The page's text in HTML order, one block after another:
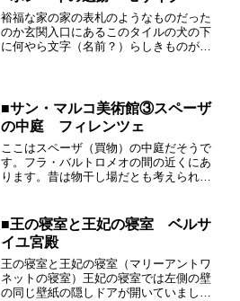
裕福な家の家の表札のようなものだった
のか玄関入口にあるこのタイルの犬の下
に何やら文字（名前？）らしきものがあ
■サン・マルコ美術館③スペーザ
の中庭 フィレンツェ
ここはスペーザ（買物）の中庭だそうで
す。フラ・バルトロメオの間の近くにあ
ります。昔は物干し場だとも考えられる
■王の寝室と王妃の寝室 ベルサ
イユ宮殿
王の寝室と王妃の寝室（マリーアントワ
ネットの寝室）王妃の寝室では左側の壁
の同じ壁紙の隠しドアが開いていまし